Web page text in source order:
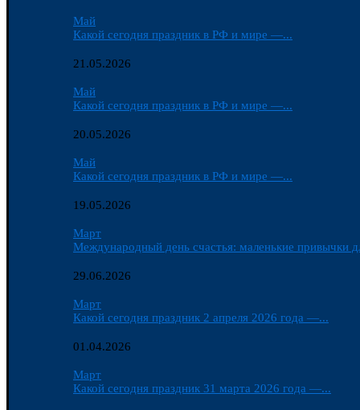
Май
Какой сегодня праздник в РФ и мире —...
21.05.2026
Май
Какой сегодня праздник в РФ и мире —...
20.05.2026
Май
Какой сегодня праздник в РФ и мире —...
19.05.2026
Март
Международный день счастья: маленькие привычки
29.06.2026
Март
Какой сегодня праздник 2 апреля 2026 года —...
01.04.2026
Март
Какой сегодня праздник 31 марта 2026 года —...